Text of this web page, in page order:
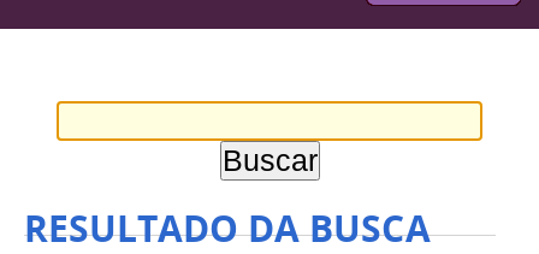
RESULTADO DA BUSCA